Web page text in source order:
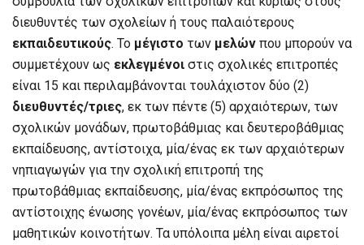
διευθυντές των σχολείων ή τους παλαιότερους
εκπαιδευτικούς. Το μέγιστο των μελών που μπορούν να
συμμετέχουν ως εκλεγμένοι στις σχολικές επιτροπές
είναι 15 και περιλαμβάνονται τουλάχιστον δύο (2)
διευθυντές/τριες, εκ των πέντε (5) αρχαιότερων, των
σχολικών μονάδων, πρωτοβάθμιας και δευτεροβάθμιας
εκπαίδευσης, αντίστοιχα, μία/ένας εκ των αρχαιότερων
νηπιαγωγών για την σχολική επιτροπή της
πρωτοβάθμιας εκπαίδευσης, μία/ένας εκπρόσωπος της
αντίστοιχης ένωσης γονέων, μία/ένας εκπρόσωπος των
μαθητικών κοινοτήτων. Τα υπόλοιπα μέλη είναι αιρετοί